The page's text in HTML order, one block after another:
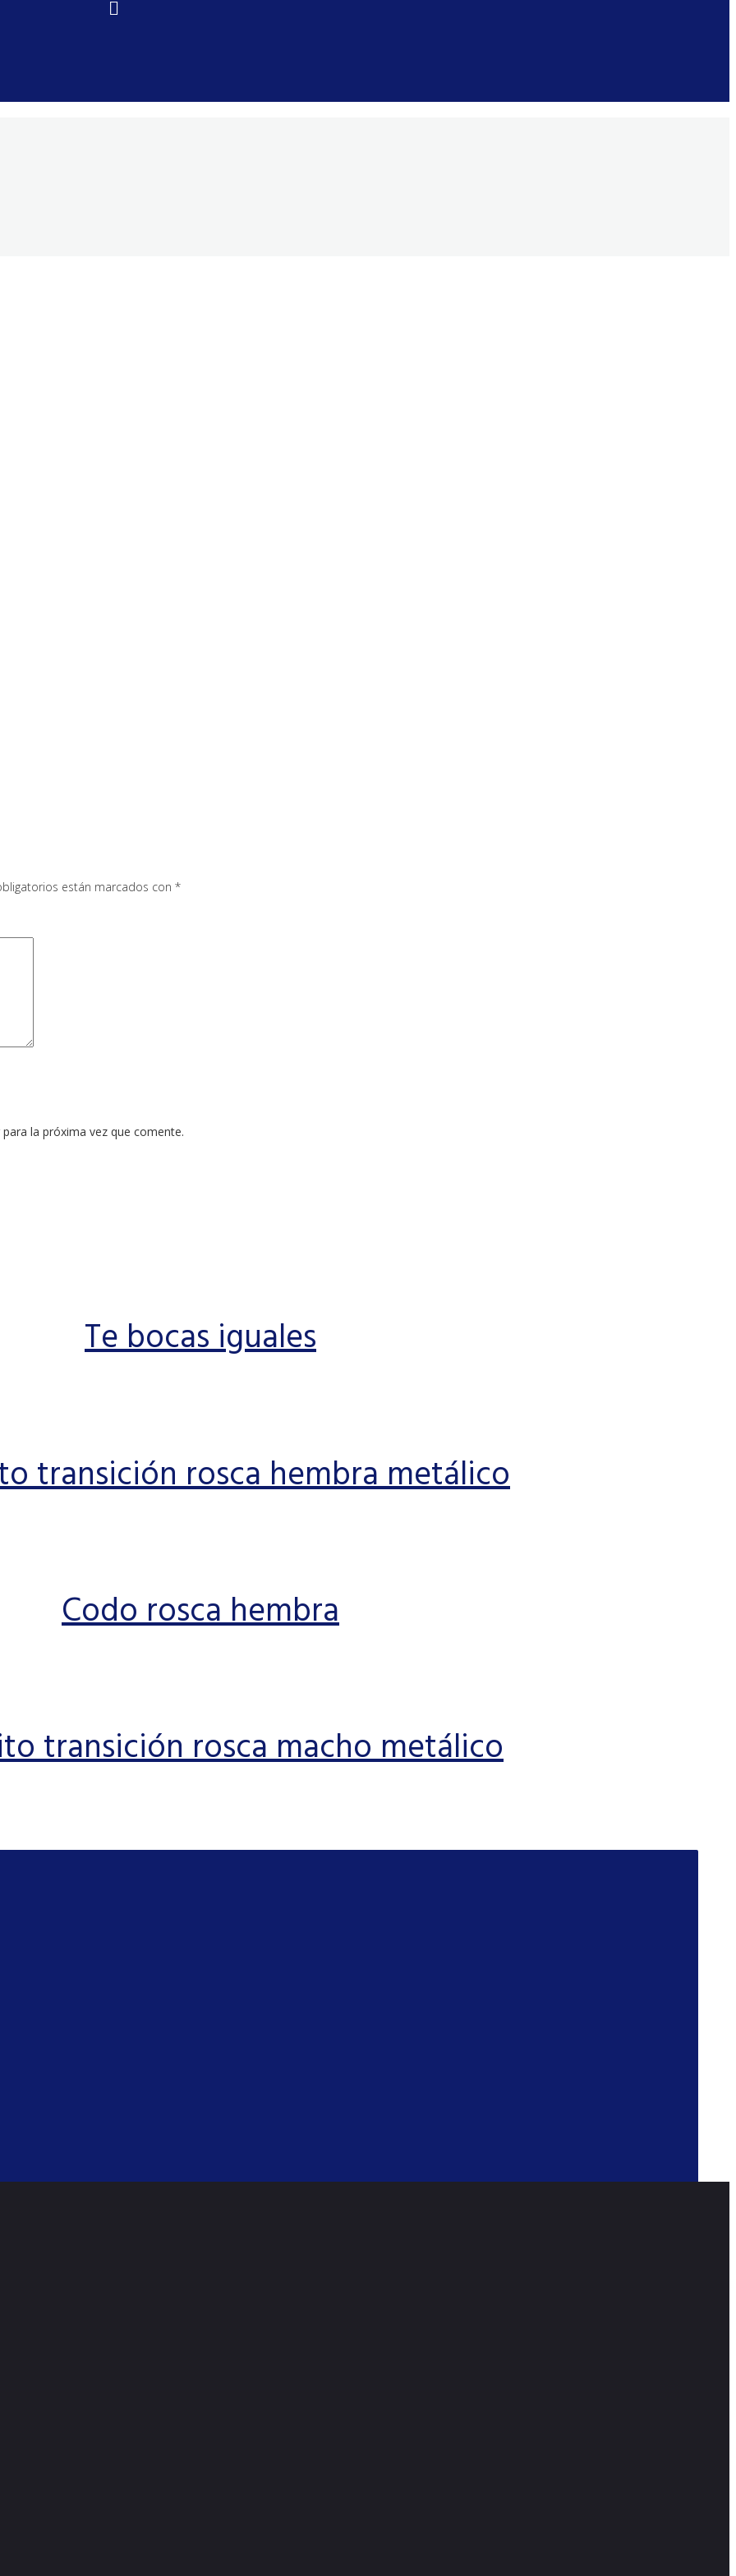
están marcados con *
la próxima vez que comente.
Te bocas iguales
transición rosca hembra metálico
Codo rosca hembra
transición rosca macho metálico